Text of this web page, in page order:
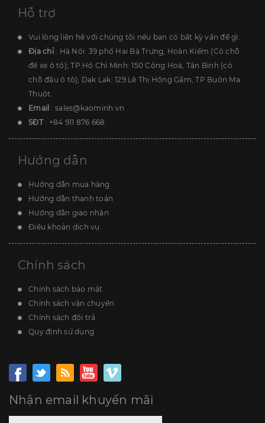
Hỗ trợ
Vui lòng liên hệ với chúng tôi nếu bạn có bất kỳ vấn đề gì.
Địa chỉ: Hà Nội: 39 phố Hai Bà Trưng, Hoàn Kiếm (Có chỗ
để xe ô tô); TP.Hồ Chí Minh: 150 Cộng Hoà, Tân Bình (có
chỗ đậu ô tô); Dak Lak: 129 Lê Thị Hồng Gấm, TP Buôn Ma
Thuột.
Email : sales@kaominh.vn
SĐT : +84 911 876 668
Hướng dẫn
Hướng dẫn mua hàng
Hướng dẫn thanh toán
Hướng dẫn giao nhận
Điều khoản dịch vụ
Chính sách
Chính sách bảo mật
Chính sách vận chuyển
Chính sách đổi trả
Quy định sử dụng
Nhận email khuyến mãi